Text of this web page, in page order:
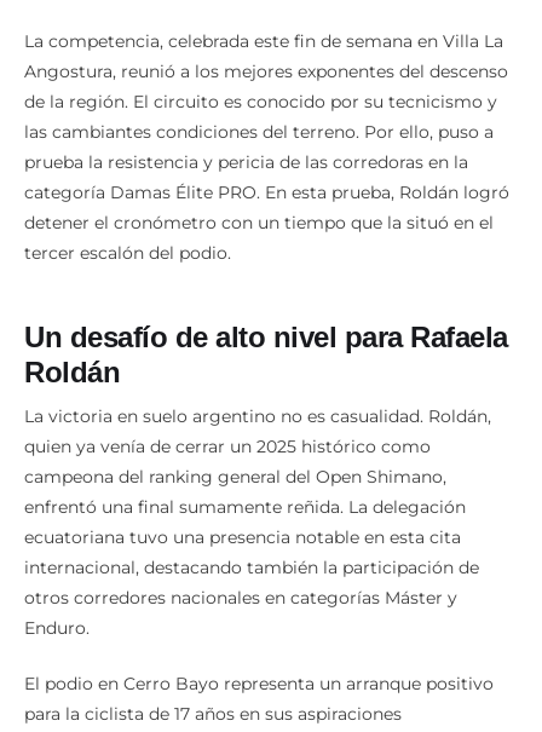
La competencia, celebrada este fin de semana en Villa La
Angostura, reunió a los mejores exponentes del descenso
de la región. El circuito es conocido por su tecnicismo y
las cambiantes condiciones del terreno. Por ello, puso a
prueba la resistencia y pericia de las corredoras en la
categoría Damas Élite PRO. En esta prueba, Roldán logró
detener el cronómetro con un tiempo que la situó en el
tercer escalón del podio.
Un desafío de alto nivel para Rafaela
Roldán
La victoria en suelo argentino no es casualidad. Roldán,
quien ya venía de cerrar un 2025 histórico como
campeona del ranking general del Open Shimano,
enfrentó una final sumamente reñida. La delegación
ecuatoriana tuvo una presencia notable en esta cita
internacional, destacando también la participación de
otros corredores nacionales en categorías Máster y
Enduro.
El podio en Cerro Bayo representa un arranque positivo
para la ciclista de 17 años en sus aspiraciones